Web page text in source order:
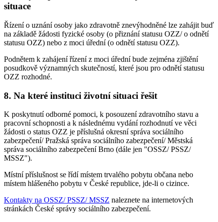
situace
Řízení o uznání osoby jako zdravotně znevýhodněné lze zahájit buď
na základě žádosti fyzické osoby (o přiznání statusu OZZ/ o odnětí
statusu OZZ) nebo z moci úřední (o odnětí statusu OZZ).
Podnětem k zahájení řízení z moci úřední bude zejména zjištění
posudkově významných skutečností, které jsou pro odnětí statusu
OZZ rozhodné.
8. Na které instituci životní situaci řešit
K poskytnutí odborné pomoci, k posouzení zdravotního stavu a
pracovní schopnosti a k následnému vydání rozhodnutí ve věci
žádosti o status OZZ je příslušná okresní správa sociálního
zabezpečení/ Pražská správa sociálního zabezpečení/ Městská
správa sociálního zabezpečení Brno (dále jen "OSSZ/ PSSZ/
MSSZ").
Místní příslušnost se řídí místem trvalého pobytu občana nebo
místem hlášeného pobytu v České republice, jde-li o cizince.
Kontakty na OSSZ/ PSSZ/ MSSZ naleznete na internetových
stránkách České správy sociálního zabezpečení.